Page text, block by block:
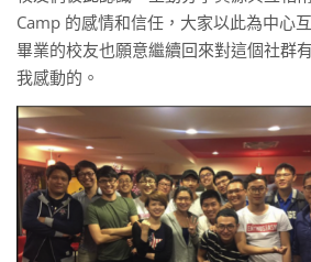
Camp 的感情和信任，大家以此為中心
畢業的校友也願意繼續回來對這個社群
我感動的。